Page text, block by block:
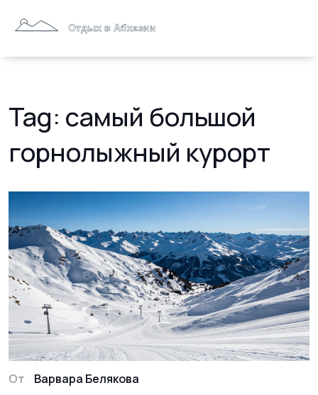
Tag: самый большой
горнолыжный курорт
От Варвара Белякова